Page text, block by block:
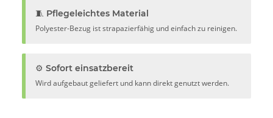
🧵 Pflegeleichtes Material
Polyester-Bezug ist strapazierfähig und einfach zu reinigen.
⚙️ Sofort einsatzbereit
Wird aufgebaut geliefert und kann direkt genutzt werden.